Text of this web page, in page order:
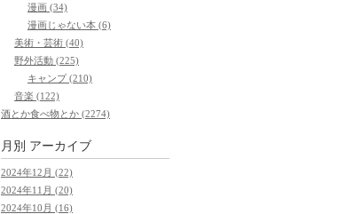
漫画 (34)
漫画じゃない本 (6)
美術・芸術 (40)
野外活動 (225)
キャンプ (210)
音楽 (122)
酒とか食べ物とか (2274)
月別 アーカイブ
2024年12月 (22)
2024年11月 (20)
2024年10月 (16)